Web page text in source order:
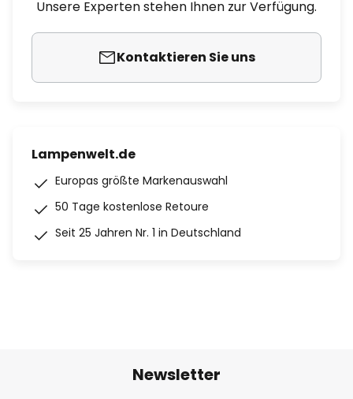
Unsere Experten stehen Ihnen zur Verfügung.
Kontaktieren Sie uns
Lampenwelt.de
Europas größte Markenauswahl
50 Tage kostenlose Retoure
Seit 25 Jahren Nr. 1 in Deutschland
Newsletter